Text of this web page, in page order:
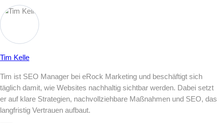
Tim Kelle
Tim ist SEO Manager bei eRock Marketing und beschäftigt sich
täglich damit, wie Websites nachhaltig sichtbar werden. Dabei setzt
er auf klare Strategien, nachvollziehbare Maßnahmen und SEO, das
langfristig Vertrauen aufbaut.